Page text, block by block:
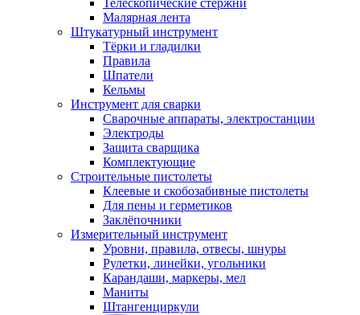
Телескопические стержни
Малярная лента
Штукатурный инструмент
Тёрки и гладилки
Правила
Шпатели
Кельмы
Инструмент для сварки
Сварочные аппараты, электростанции
Электроды
Защита сварщика
Комплектующие
Строительные пистолеты
Клеевые и скобозабивные пистолеты
Для пены и герметиков
Заклёпочники
Измерительный инструмент
Уровни, правила, отвесы, шнуры
Рулетки, линейки, угольники
Карандаши, маркеры, мел
Маниты
Штангенциркули